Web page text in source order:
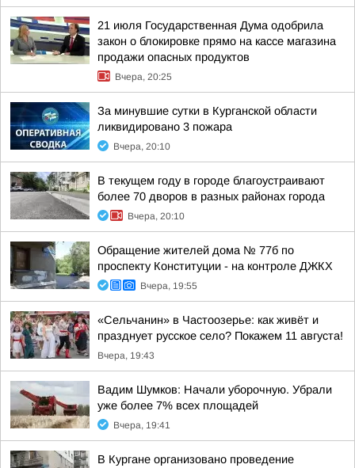
21 июля Государственная Дума одобрила
закон о блокировке прямо на кассе магазина
продажи опасных продуктов
Вчера, 20:25
За минувшие сутки в Курганской области
ликвидировано 3 пожара
Вчера, 20:10
В текущем году в городе благоустраивают
более 70 дворов в разных районах города
Вчера, 20:10
Обращение жителей дома № 77б по
проспекту Конституции - на контроле ДЖКХ
Вчера, 19:55
«Сельчанин» в Частоозерье: как живёт и
празднует русское село? Покажем 11 августа!
Вчера, 19:43
Вадим Шумков: Начали уборочную. Убрали
уже более 7% всех площадей
Вчера, 19:41
В Кургане организовано проведение